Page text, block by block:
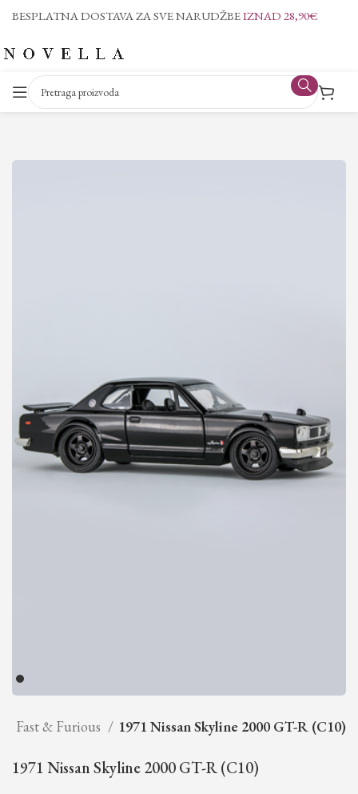
BESPLATNA DOSTAVA ZA SVE NARUDŽBEIZNAD 28,90€
Fast & Furious 1971 Nissan Skyline 2000 GT-R (C10)
1971 Nissan Skyline 2000 GT-R (C10)